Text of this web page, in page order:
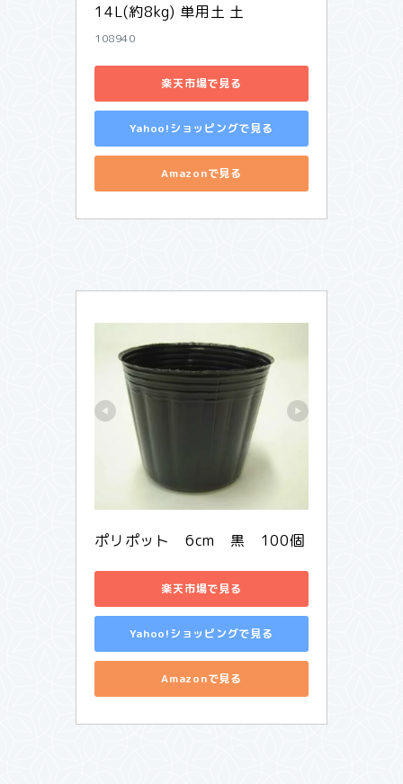
14L(約8kg) 単用土 土
108940
楽天市場で見る
Yahoo!ショッピングで見る
Amazonで見る
ポリポット　6cm　黒　100個
楽天市場で見る
Yahoo!ショッピングで見る
Amazonで見る